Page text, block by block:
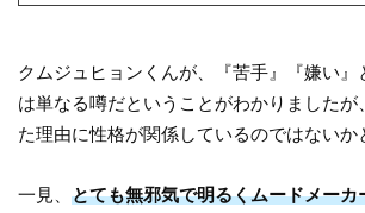
クムジュヒョンくんが、『苦手』『嫌い』
は単なる噂だということがわかりましたが
た理由に性格が関係しているのではないか
一見、とても無邪気で明るくムードメーカ